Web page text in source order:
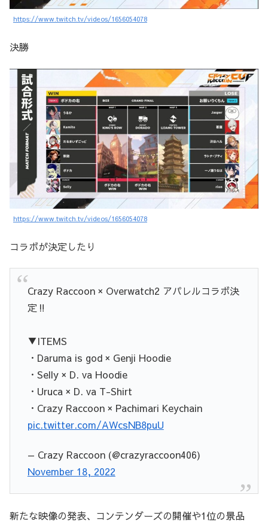
https://www.twitch.tv/videos/1656054078
決勝
https://www.twitch.tv/videos/1656054078
コラボが決定したり
Crazy Raccoon × Overwatch2 アパレルコラボ決
定‼️
▼ITEMS
・Daruma is god × Genji Hoodie
・Selly × D. va Hoodie
・Uruca × D. va T-Shirt
・Crazy Raccoon × Pachimari Keychain
pic.twitter.com/AWcsNB8puU
— Crazy Raccoon (@crazyraccoon406)
November 18, 2022
新たな映像の発表、コンテンダーズの開催や1位の景品